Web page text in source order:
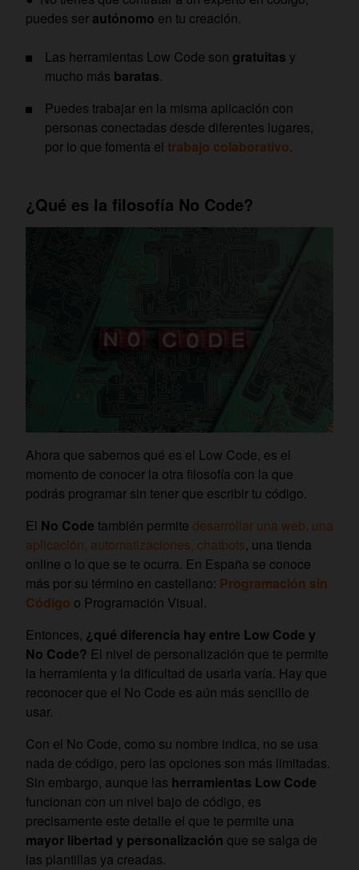
puedes ser autónomo en tu creación.
Las herramientas Low Code son gratuitas y
mucho más baratas.
Puedes trabajar en la misma aplicación con
personas conectadas desde diferentes lugares,
por lo que fomenta el trabajo colaborativo.
¿Qué es la filosofía No Code?
Ahora que sabemos qué es el Low Code, es el
momento de conocer la otra filosofía con la que
podrás programar sin tener que escribir tu código.
El No Code también permite desarrollar una web, una
aplicación, automatizaciones, chatbots, una tienda
online o lo que se te ocurra. En España se conoce
más por su término en castellano: Programación sin
Código o Programación Visual.
Entonces, ¿qué diferencia hay entre Low Code y
No Code? El nivel de personalización que te permite
la herramienta y la dificultad de usarla varía. Hay que
reconocer que el No Code es aún más sencillo de
usar.
Con el No Code, como su nombre indica, no se usa
nada de código, pero las opciones son más limitadas.
Sin embargo, aunque las herramientas Low Code
funcionan con un nivel bajo de código, es
precisamente este detalle el que te permite una
mayor libertad y personalización que se salga de
las plantillas ya creadas.